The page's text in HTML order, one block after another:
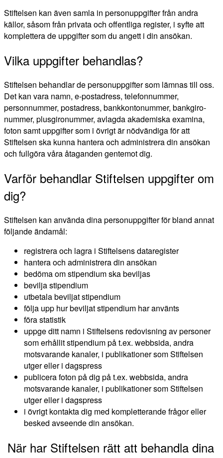
Stiftelsen kan även samla in personuppgifter från andra
källor, såsom från privata och offentliga register, i syfte att
komplettera de uppgifter som du angett i din ansökan.
Vilka uppgifter behandlas?
Stiftelsen behandlar de personuppgifter som lämnas till oss.
Det kan vara namn, e-postadress, telefonnummer,
personnummer, postadress, bankkontonummer, bankgiro-
nummer, plusgironummer, avlagda akademiska examina,
foton samt uppgifter som i övrigt är nödvändiga för att
Stiftelsen ska kunna hantera och administrera din ansökan
och fullgöra våra åtaganden gentemot dig.
Varför behandlar Stiftelsen uppgifter om
dig?
Stiftelsen kan använda dina personuppgifter för bland annat
följande ändamål:
registrera och lagra i Stiftelsens dataregister
hantera och administrera din ansökan
bedöma om stipendium ska beviljas
bevilja stipendium
utbetala beviljat stipendium
följa upp hur beviljat stipendium har använts
föra statistik
uppge ditt namn i Stiftelsens redovisning av personer
som erhållit stipendium på t.ex. webbsida, andra
motsvarande kanaler, i publikationer som Stiftelsen
utger eller i dagspress
publicera foton på dig på t.ex. webbsida, andra
motsvarande kanaler, i publikationer som Stiftelsen
utger eller i dagspress
i övrigt kontakta dig med kompletterande frågor eller
besked avseende din ansökan.
När har Stiftelsen rätt att behandla dina